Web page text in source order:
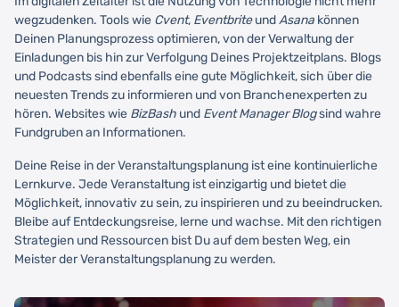
wegzudenken. Tools wie Cvent, EventbriteundAsana können
Deinen Planungsprozess optimieren, von der Verwaltung der
Einladungen bis hin zur Verfolgung Deines Projektzeitplans. Blogs
und Podcasts sind ebenfalls eine gute Möglichkeit, sich über die
neuesten Trends zu informieren und von Branchenexperten zu
hören. Websites wie BizBash und Event Manager Blogsind wahre
Fundgruben an Informationen.
Deine Reise in der Veranstaltungsplanung ist eine kontinuierliche
Lernkurve. Jede Veranstaltung ist einzigartig und bietet die
Möglichkeit, innovativ zu sein, zu inspirieren und zu beeindrucken.
Bleibe auf Entdeckungsreise, lerne und wachse. Mit den richtigen
Strategien und Ressourcen bist Du auf dem besten Weg, ein
Meister der Veranstaltungsplanung zu werden.